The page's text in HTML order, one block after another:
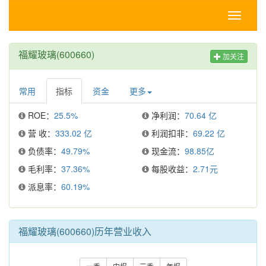
Toggle
福耀玻璃(600660) 加关注
常用 指标 资金 更多
ROE： 25.5% 净利润： 70.64 亿
营 收： 333.02 亿 利润扣非： 69.22 亿
负债率： 49.79% 现金流： 98.85亿
毛利率： 37.36% 每股收益： 2.71元
派息率： 60.19%
福耀玻璃(600660)历年营业收入